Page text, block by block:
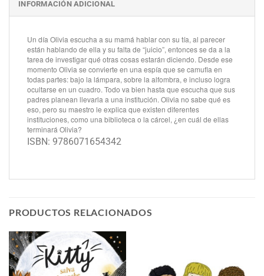
INFORMACIÓN ADICIONAL
Un día Olivia escucha a su mamá hablar con su tía, al parecer
están hablando de ella y su falta de “juicio”, entonces se da a la
tarea de investigar qué otras cosas estarán diciendo. Desde ese
momento Olivia se convierte en una espía que se camufla en
todas partes: bajo la lámpara, sobre la alfombra, e incluso logra
ocultarse en un cuadro. Todo va bien hasta que escucha que sus
padres planean llevarla a una institución. Olivia no sabe qué es
eso, pero su maestro le explica que existen diferentes
instituciones, como una biblioteca o la cárcel, ¿en cuál de ellas
terminará Olivia?
ISBN: 9786071654342
PRODUCTOS RELACIONADOS